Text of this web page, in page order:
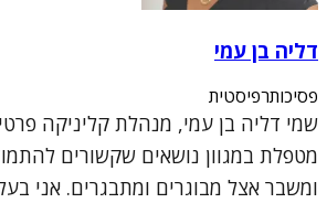
דליה בן עמי
פסיכותרפיסטית
שמי דליה בן עמי, מנהלת קליניקה
מטפלת במגוון נושאים שקשורים
ומשבר אצל מבוגרים ומתבגרים. אני